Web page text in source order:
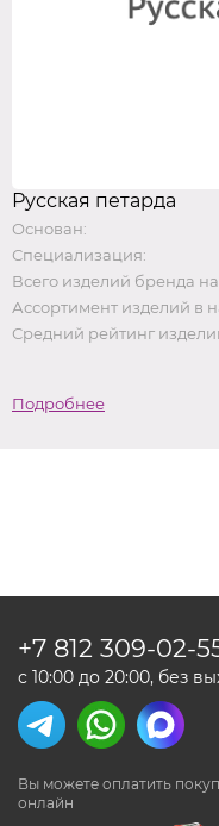
Русская петарда
Основан:
Специализация:
Всего изделий бренда
Ассортимент изделий в
Средний рейтинг
Подробнее
Вы можете оплатить
онлайн
+7 812 309-02-
с 10:00 до 20:00, без